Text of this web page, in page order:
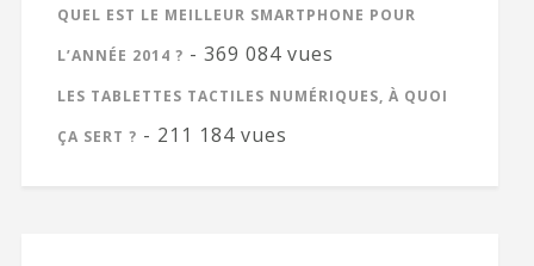
QUEL EST LE MEILLEUR SMARTPHONE POUR
L’ANNÉE 2014 ? - 369 084 vues
LES TABLETTES TACTILES NUMÉRIQUES, À QUOI
ÇA SERT ? - 211 184 vues